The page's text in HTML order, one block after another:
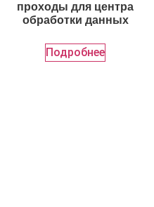
проходы для центра
обработки данных
Подробнее